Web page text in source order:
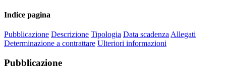
Indice pagina
Pubblicazione Descrizione Tipologia Data scadenza Allegati
Determinazione a contrattare Ulteriori informazioni
Pubblicazione